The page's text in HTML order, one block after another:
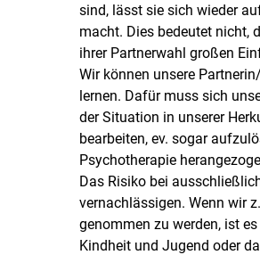
sind, lässt sie sich wieder
macht. Dies bedeutet nicht,
ihrer Partnerwahl großen
Wir können unsere
lernen. Dafür muss sich
der Situation in unserer
bearbeiten, ev. sogar
Psychotherapie
Das Risiko bei
vernachlässigen. Wenn wir
genommen zu werden, ist
Kindheit und Jugend oder